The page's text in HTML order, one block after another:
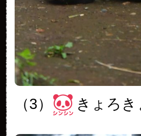
（3） きょろき